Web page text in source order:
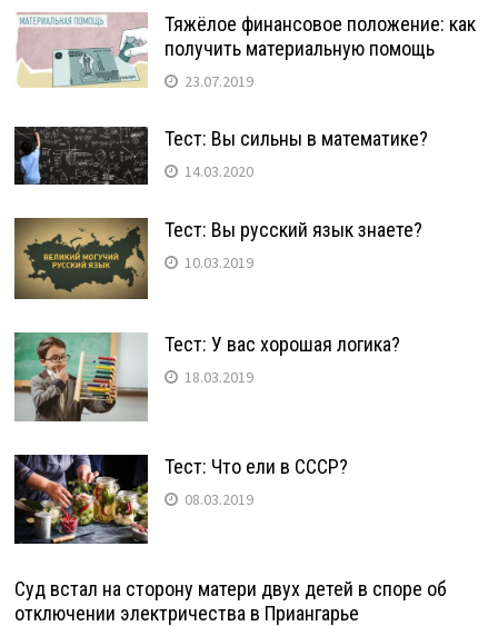
Тяжёлое финансовое положение: как
получить материальную помощь
23.07.2019
Тест: Вы сильны в математике?
14.03.2020
Тест: Вы русский язык знаете?
10.03.2019
Тест: У вас хорошая логика?
18.03.2019
Тест: Что ели в СССР?
08.03.2019
Суд встал на сторону матери двух детей в споре об
отключении электричества в Приангарье